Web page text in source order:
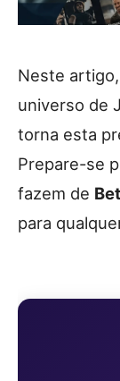
Neste
universo de
torna esta
Prepare-se
fazem de
para